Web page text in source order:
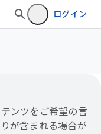
ログイン
ンツをご希望の言
が含まれる場合が